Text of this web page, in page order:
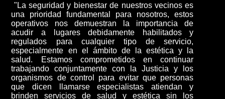
"La seguridad y bienestar de nuestros vecinos es
una prioridad fundamental para nosotros, estos
operativos nos demuestran la importancia de
acudir a lugares debidamente habilitados y
regulados para cualquier tipo de servicio,
especialmente en el ámbito de la estética y la
salud. Estamos comprometidos en continuar
trabajando conjuntamente con la Justicia y los
organismos de control para evitar que personas
que dicen llamarse especialistas atiendan y
brinden servicios de salud y estética sin los